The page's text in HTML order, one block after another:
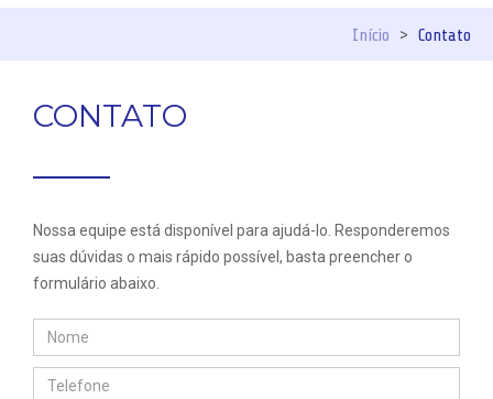
Início > Contato
CONTATO
Nossa equipe está disponível para ajudá-lo. Responderemos
suas dúvidas o mais rápido possível, basta preencher o
formulário abaixo.